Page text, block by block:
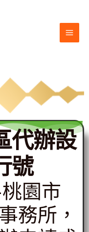
代辦設
號
園市
務所，